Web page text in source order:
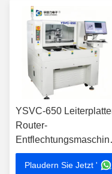
YSVC-650
Router-
mit ± 0,01 mm
Schnittgenauigkeit,
Plaudern Sie Jetzt '